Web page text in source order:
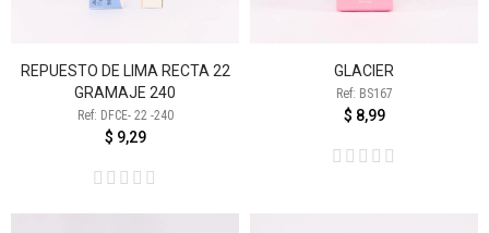
REPUESTO DE LIMA RECTA 22
GRAMAJE 240
Ref: DFCE- 22 -240
$ 9,29
GLACIER
Ref: BS167
$ 8,99